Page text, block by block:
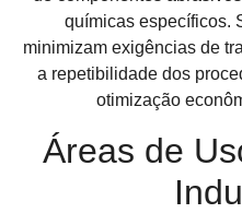
químicas específicos.
minimizam exigências de
a repetibilidade dos
otimização
Áreas de